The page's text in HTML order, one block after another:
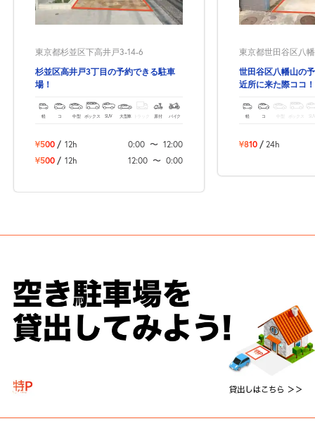
東京都杉並区下高井戸3-14-6
杉並区高井戸3丁目の予約できる駐車
場！
軽 コ 中型 ボックス SUV 大型車 トラック 原付 バイク
¥500 / 12h 0:00 〜 12:00
¥500 / 12h 12:00 〜 0:00
東京都世田谷区八
世田谷区八幡山の
近所に来た際ココ！
軽 コ 中型 ボックス
¥810 / 24h